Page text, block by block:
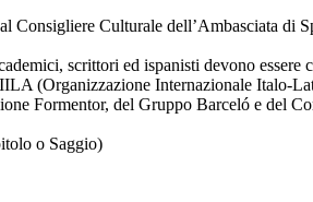
Consigliere Culturale dell’Ambasciata di
scrittori ed ispanisti devono
(Organizzazione Internazionale Italo-
Formentor, del Gruppo Barceló e del
o Saggio)